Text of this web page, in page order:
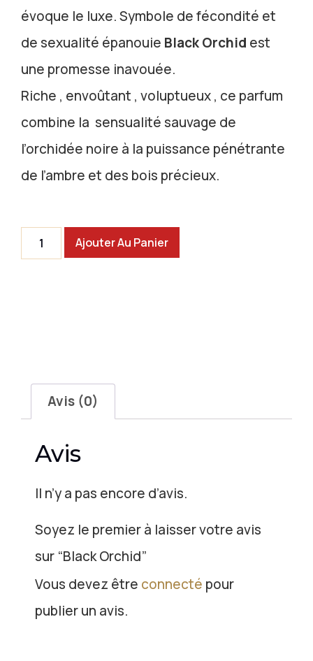
évoque le luxe. Symbole de fécondité et
de sexualité épanouie Black Orchid est
une promesse inavouée.
Riche , envoûtant , voluptueux , ce parfum
combine la sensualité sauvage de
l’orchidée noire à la puissance pénétrante
de l’ambre et des bois précieux.
Ajouter Au Panier
Avis (0)
Avis
Il n’y a pas encore d’avis.
Soyez le premier à laisser votre avis
sur “Black Orchid”
Vous devez être connecté pour
publier un avis.